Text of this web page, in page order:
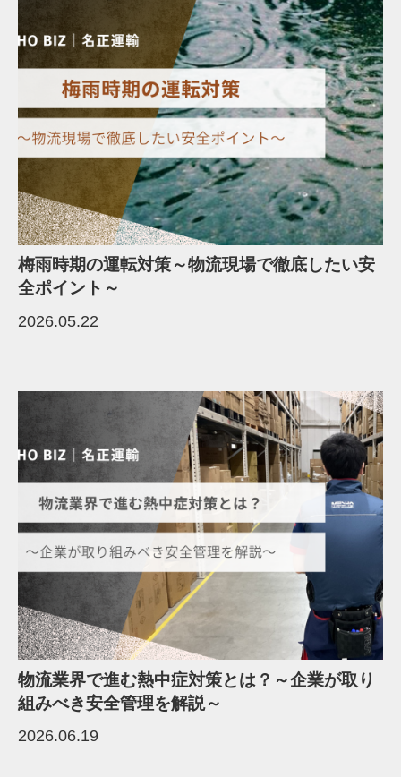
梅雨時期の運転対策～物流現場で徹底したい安
全ポイント～
2026.05.22
物流業界で進む熱中症対策とは？～企業が取り
組みべき安全管理を解説～
2026.06.19